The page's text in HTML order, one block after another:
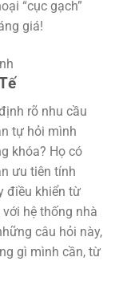
“cục gạch”
giá!
rõ nhu cầu
tự hỏi mình
khóa? Họ có
ưu tiên tính
điều khiển từ
hệ thống nhà
câu hỏi này,
gì mình cần, từ